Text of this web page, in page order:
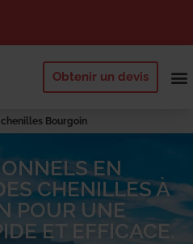
Obtenir un devis
Bourgoin
EN
CHENILLES À
POUR UNE
ET EFFICACE.